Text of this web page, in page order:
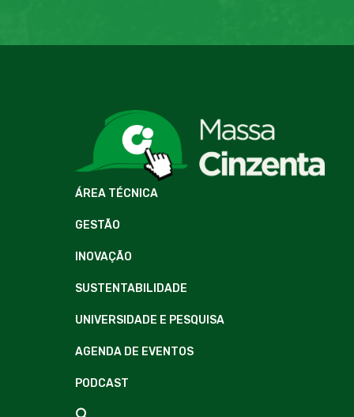
ÁREA TÉCNICA
GESTÃO
INOVAÇÃO
SUSTENTABILIDADE
UNIVERSIDADE E PESQUISA
AGENDA DE EVENTOS
PODCAST